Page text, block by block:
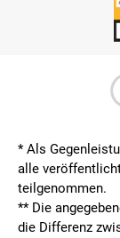
* Als
alle
teilgenommen.
** Die
die Differenz